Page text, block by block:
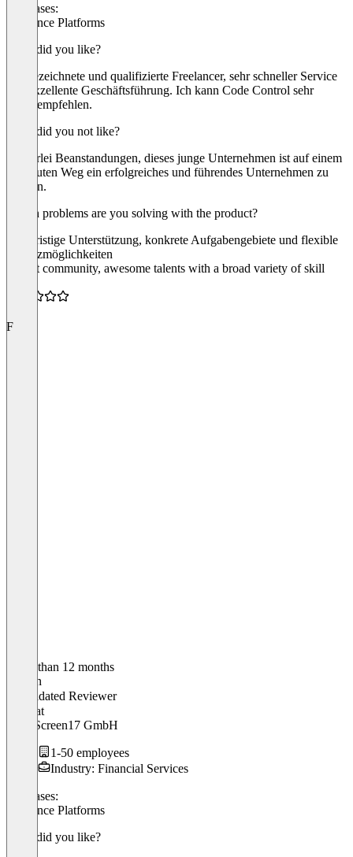
Use cases:
Freelance Platforms
What did you like?
Ausgezeichnete und qualifizierte Freelancer, sehr schneller Service
und exzellente Geschäftsführung. Ich kann Code Control sehr
weiterempfehlen.
What did you not like?
Keinerlei Beanstandungen, dieses junge Unternehmen ist auf einem
sehr guten Weg ein erfolgreiches und führendes Unternehmen zu
werden.
Which problems are you solving with the product?
Kurzfristige Unterstützung, konkrete Aufgabengebiete und flexible
Einsatzmöglichkeiten
“Great community, awesome talents with a broad variety of skill
F
Older than 12 months
Florian
Validated Reviewer
at
ESG Screen17 GmbH
1-50 employees
Industry: Financial Services
Use cases:
Freelance Platforms
What did you like?